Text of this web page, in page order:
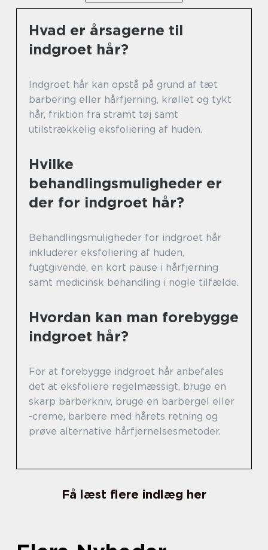
Hvad er årsagerne til
indgroet hår?
Indgroet hår kan opstå på grund af tæt
barbering eller hårfjerning, krøllet og tykt
hår, friktion fra stramt tøj samt
utilstrækkelig eksfoliering af huden.
Hvilke
behandlingsmuligheder er
der for indgroet hår?
Behandlingsmuligheder for indgroet hår
inkluderer eksfoliering af huden,
fugtgivende, en kort pause i hårfjerning
samt medicinsk behandling i nogle tilfælde.
Hvordan kan man forebygge
indgroet hår?
For at forebygge indgroet hår anbefales
det at eksfoliere regelmæssigt, bruge en
skarp barberkniv, bruge en barbergel eller
-creme, barbere med hårets retning og
prøve alternative hårfjernelsesmetoder.
Få læst flere indlæg her